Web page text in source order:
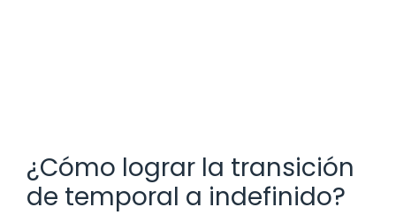
¿Cómo lograr la transición
de temporal a indefinido?